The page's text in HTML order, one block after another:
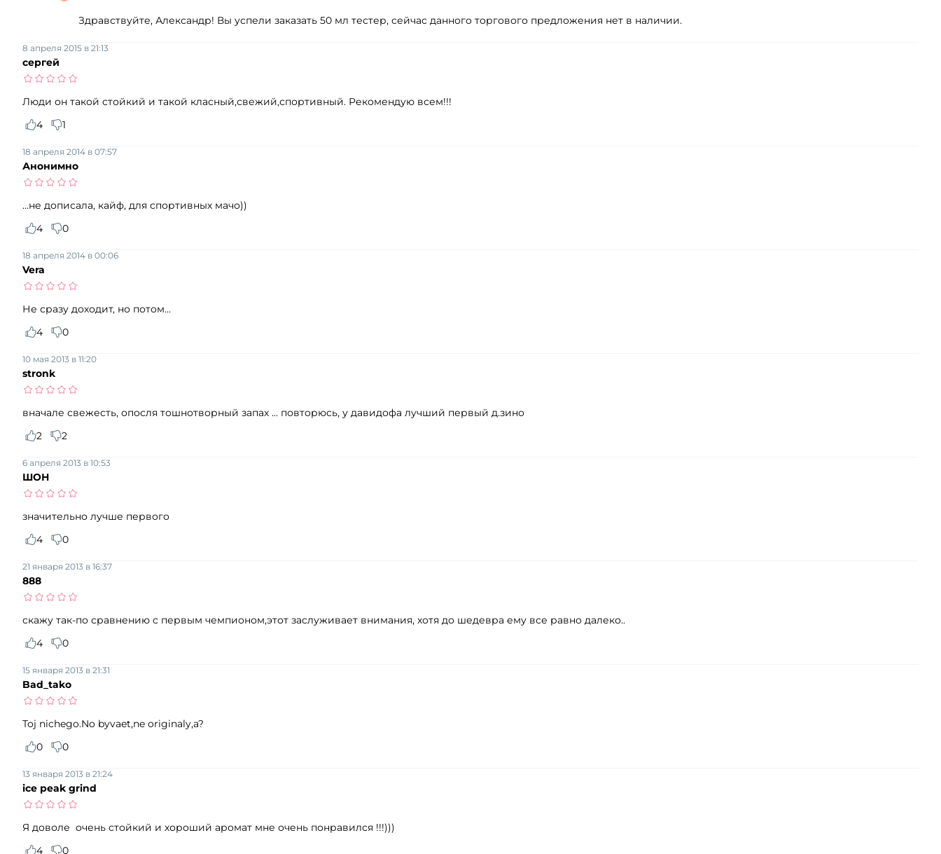
Здравствуйте, Александр! Вы успели заказать 50 мл тестер, сейчас данного торгового предложения нет в наличии.
сергей
8 апреля 2015 в 21:13
Люди он такой стойкий и такой класный,свежий,спортивный. Рекомендую всем!!!
4
1
Анонимно
18 апреля 2014 в 07:57
...не дописала, кайф, для спортивных мачо))
4
0
Vera
18 апреля 2014 в 00:06
Не сразу доходит, но потом...
4
0
stronk
10 мая 2013 в 11:20
вначале свежесть, опосля тошнотворный запах ... повторюсь, у давидофа лучший первый д.зино
2
2
ШОН
6 апреля 2013 в 10:53
значительно лучше первого
4
0
888
21 января 2013 в 16:37
скажу так-по сравнению с первым чемпионом,этот заслуживает внимания, хотя до шедевра ему все равно далеко..
4
0
Bad_tako
15 января 2013 в 21:31
Toj nichego.No byvaet,ne originaly,a?
0
0
ice peak grind
13 января 2013 в 21:24
Я доволе очень стойкий и хороший аромат мне очень понравился !!!)))
4
0